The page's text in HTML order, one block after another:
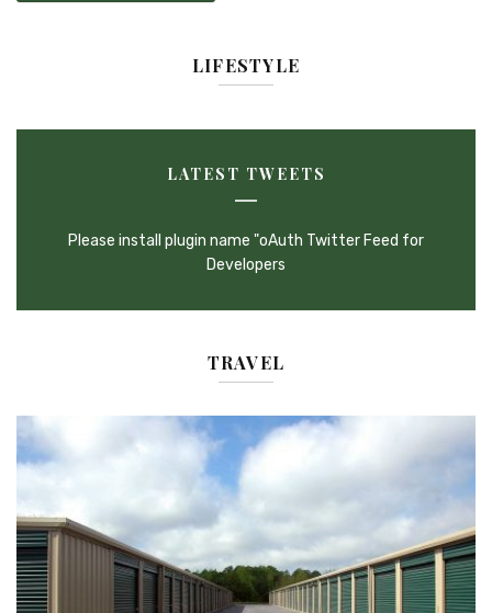
LIFESTYLE
LATEST TWEETS
Please install plugin name "oAuth Twitter Feed for
Developers
TRAVEL